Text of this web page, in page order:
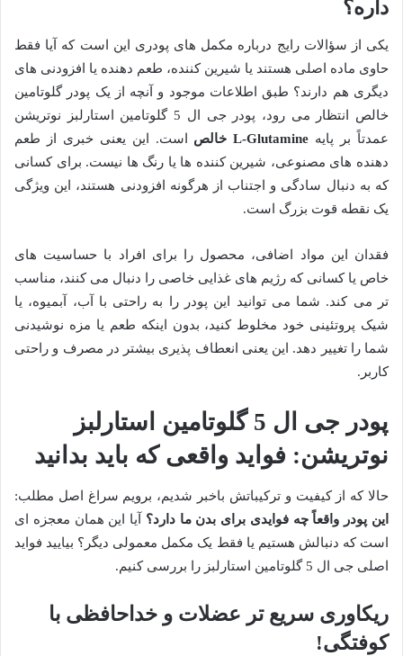
داره؟
یکی از سؤالات رایج درباره مکمل های پودری این است که آیا فقط
حاوی ماده اصلی هستند یا شیرین کننده، طعم دهنده یا افزودنی های
دیگری هم دارند؟ طبق اطلاعات موجود و آنچه از یک پودر گلوتامین
خالص انتظار می رود، پودر جی ال 5 گلوتامین استارلبز نوتریشن
عمدتاً بر پایه L-Glutamine خالص
است. این یعنی خبری از طعم
دهنده های مصنوعی، شیرین کننده ها یا رنگ ها نیست. برای کسانی
که به دنبال سادگی و اجتناب از هرگونه افزودنی هستند، این ویژگی
یک نقطه قوت بزرگ است.
فقدان این مواد اضافی، محصول را برای افراد با حساسیت های
خاص یا کسانی که رژیم های غذایی خاصی را دنبال می کنند، مناسب
تر می کند. شما می توانید این پودر را به راحتی با آب، آبمیوه، یا
شیک پروتئینی خود مخلوط کنید، بدون اینکه طعم یا مزه نوشیدنی
شما را تغییر دهد. این یعنی انعطاف پذیری بیشتر در مصرف و راحتی
کاربر.
پودر جی ال 5 گلوتامین استارلبز
نوتریشن: فواید واقعی که باید بدانید
حالا که از کیفیت و ترکیباتش باخبر شدیم، برویم سراغ اصل مطلب:
این پودر واقعاً چه فوایدی برای بدن ما دارد؟ آیا این همان معجزه ای
است که دنبالش هستیم یا فقط یک مکمل معمولی دیگر؟ بیایید فواید
اصلی جی ال 5 گلوتامین استارلبز را بررسی کنیم.
ریکاوری سریع تر عضلات و خداحافظی با
کوفتگی!